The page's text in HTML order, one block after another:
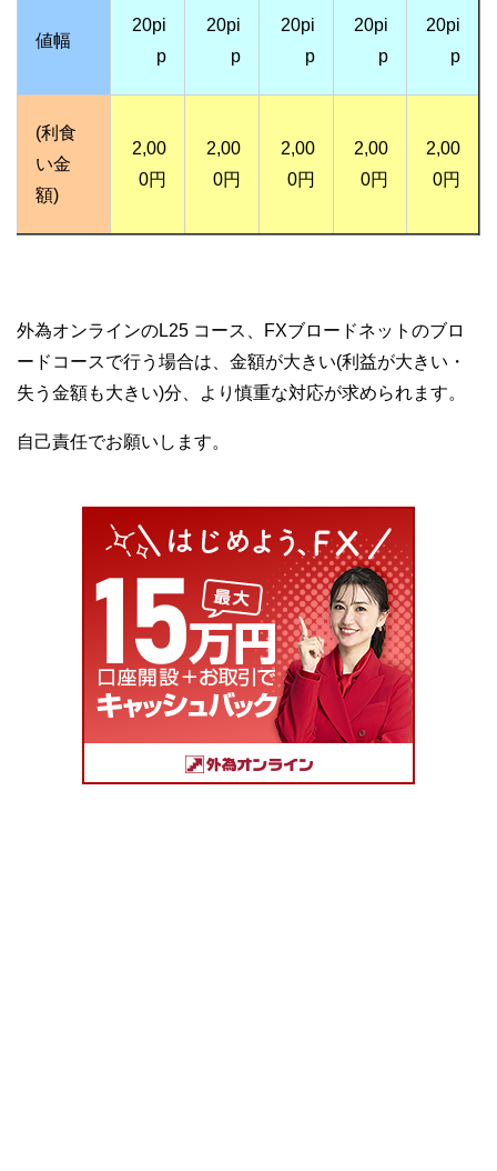
値幅
20pi
p
20pi
p
20pi
p
20pi
p
20pi
p
(利食
い金
額)
2,00
0円
2,00
0円
2,00
0円
2,00
0円
2,00
0円
外為オンラインのL25 コース、FXブロードネットのブロ
ードコースで行う場合は、金額が大きい(利益が大きい・
失う金額も大きい)分、より慎重な対応が求められます。
自己責任でお願いします。